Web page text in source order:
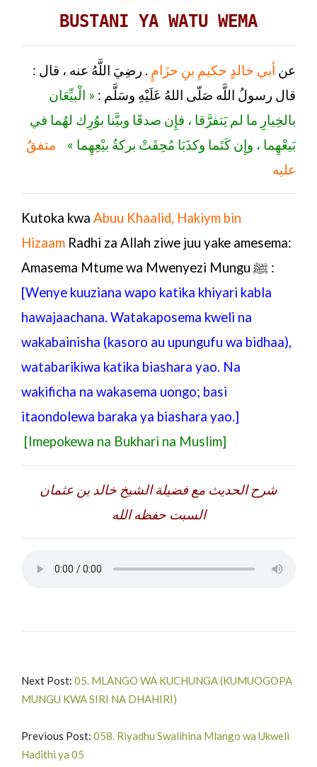
BUSTANI YA WATU WEMA
عن أبي خالدٍ حكيمِ بنِ حزَامٍ . رضِيَ اللَّهُ عنه ، قال :
قال رسولُ اللَّه صَلّى اللهُ عَلَيْهِ وسَلَّم : « الْبيِّعَان
بالخِيارِ ما لم يَتفرَّقا ، فإِن صدقَا وبيَّنا بوُرِك لهُما في
بَيعْهِما ، وإِن كَتَما وكذَبَا مُحِقَتْ بركةُ بيْعِهِما »
متفقٌ
عليه
Kutoka kwa Abuu Khaalid, Hakiym bin
Hizaam Radhi za Allah ziwe juu yake amesema:
Amasema Mtume wa Mwenyezi Mungu ﷺ :
[Wenye kuuziana wapo katika khiyari kabla
hawajaachana. Watakaposema kweli na
wakabainisha (kasoro au upungufu wa bidhaa),
watabarikiwa katika biashara yao. Na
wakificha na wakasema uongo; basi
itaondolewa baraka ya biashara yao.]
[Imepokewa na Bukhari na Muslim]
شرح الحديث مع فضيلة الشيخ خالد بن عثمان
السبت حفظه الله
Next Post: 05. MLANGO WA KUCHUNGA (KUMUOGOPA
MUNGU KWA SIRI NA DHAHIRI)
Previous Post: 058. Riyadhu Swalihina Mlango wa Ukweli
Hadithi ya 05